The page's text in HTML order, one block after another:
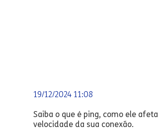
19/12/2024 11:08
Saiba o que é ping, como ele
velocidade da sua conexão.